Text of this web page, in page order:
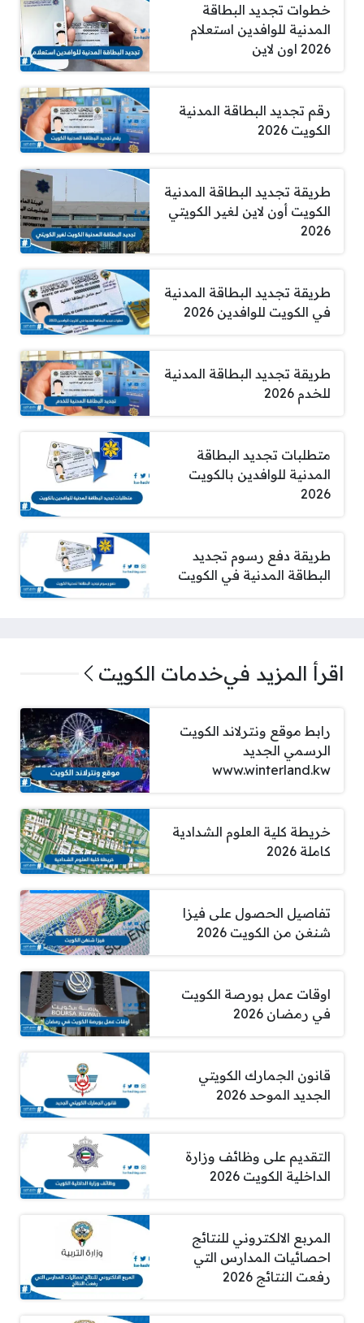
خطوات تجديد البطاقة
المدنية للوافدين استعلام
2026 اون لاين
رقم تجديد البطاقة المدنية
الكويت 2026
طريقة تجديد البطاقة المدنية
الكويت أون لاين لغير الكويتي
2026
طريقة تجديد البطاقة المدنية
في الكويت للوافدين 2026
طريقة تجديد البطاقة المدنية
للخدم 2026
متطلبات تجديد البطاقة
المدنية للوافدين بالكويت
2026
طريقة دفع رسوم تجديد
البطاقة المدنية في الكويت
اقرأ المزيد فيخدمات الكويت
رابط موقع ونترلاند الكويت
الرسمي الجديد
www.winterland.kw
خريطة كلية العلوم الشدادية
كاملة 2026
تفاصيل الحصول على فيزا
شنغن من الكويت 2026
اوقات عمل بورصة الكويت
في رمضان 2026
قانون الجمارك الكويتي
الجديد الموحد 2026
التقديم على وظائف وزارة
الداخلية الكويت 2026
المربع الالكتروني للنتائج
احصائيات المدارس التي
رفعت النتائج 2026